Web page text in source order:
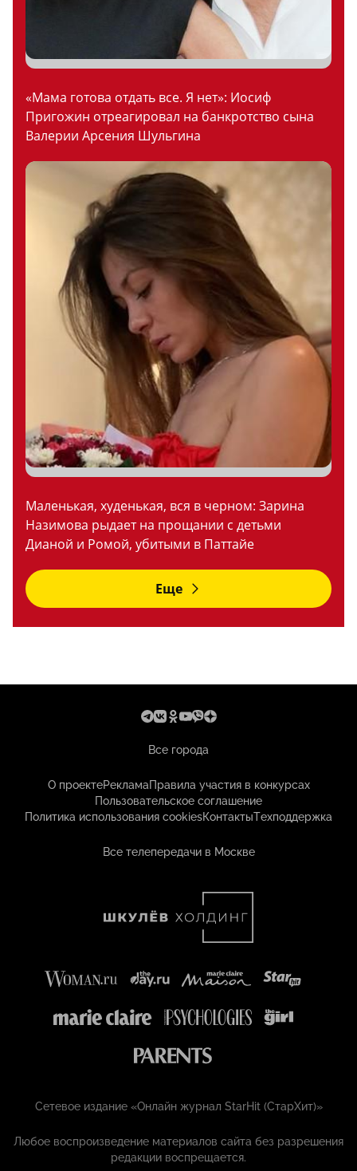
«Мама готова отдать все. Я нет»: Иосиф
Пригожин отреагировал на банкротство сына
Валерии Арсения Шульгина
Маленькая, худенькая, вся в черном: Зарина
Назимова рыдает на прощании с детьми
Дианой и Ромой, убитыми в Паттайе
Еще
Все города
О проектеРекламаПравила участия в конкурсах
Пользовательское соглашение
Политика использования cookiesКонтактыТехподдержка
Все телепередачи в Москве
Сетевое издание «Онлайн журнал StarHit (СтарХит)»
Любое воспроизведение материалов сайта без разрешения
редакции воспрещается.